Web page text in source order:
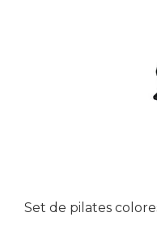
Set de pilates